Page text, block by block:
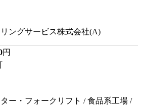
ングサービス株式会社(A)
円
ー・フォークリフト / 食品系工場 /